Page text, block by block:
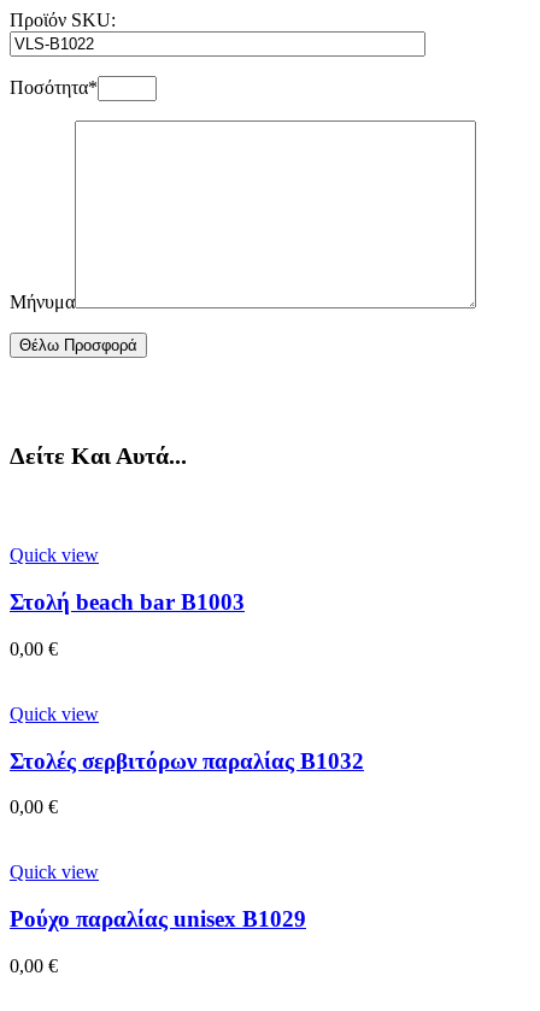
Προϊόν SKU:
Ποσότητα*
Μήνυμα
Δείτε Και Αυτά...
Quick view
Στολή beach bar B1003
0,00 €
Quick view
Στολές σερβιτόρων παραλίας B1032
0,00 €
Quick view
Ρούχο παραλίας unisex B1029
0,00 €